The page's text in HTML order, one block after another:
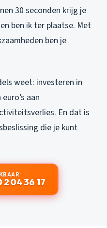
30 seconden krijg je
ben ik ter plaatse. Met
ben je
weet: investeren in
aan
En dat is
die je kunt
204 36 17